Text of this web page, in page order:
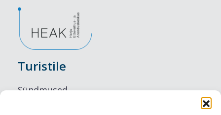
Turistile
Sündmused